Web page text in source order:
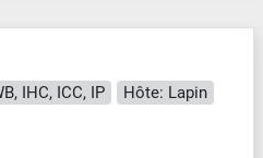
IHC, ICC, IP
Hôte: Lapin